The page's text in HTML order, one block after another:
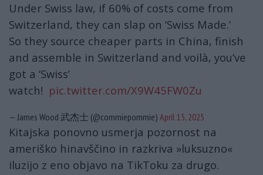
Under Swiss law, if 60% of costs come from
Switzerland, they can slap on ‘Swiss Made.’
So they source cheaper parts in China, finish
and assemble in Switzerland and voilà, you’ve
got a ‘Swiss’
watch! pic.twitter.com/X9W45FW0Zu
— James Wood 武杰士 (@commiepommie) April 15, 2025
Kitajska ponovno usmerja pozornost na
ameriško hinavščino in razkriva »luksuzno«
iluzijo z eno objavo na TikToku za drugo.